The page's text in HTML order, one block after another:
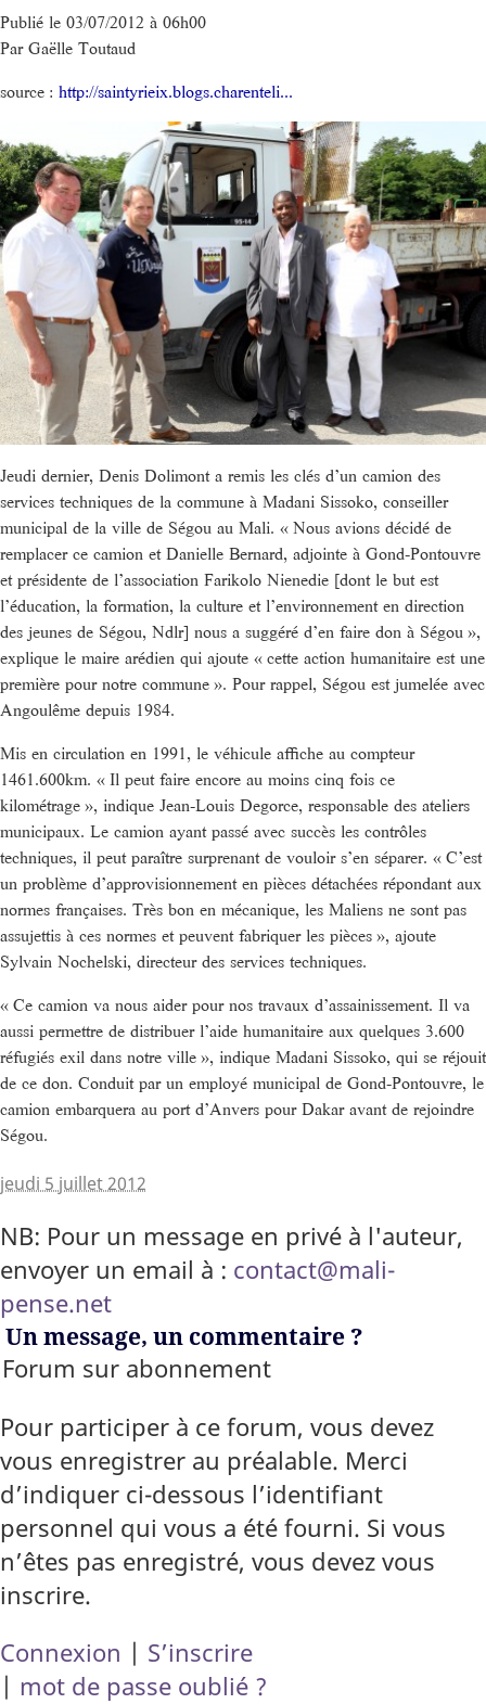
Publié le 03/07/2012 à 06h00
Par Gaëlle Toutaud
source : http://saintyrieix.blogs.charenteli...
Jeudi dernier, Denis Dolimont a remis les clés d’un camion des
services techniques de la commune à Madani Sissoko, conseiller
municipal de la ville de Ségou au Mali. « Nous avions décidé de
remplacer ce camion et Danielle Bernard, adjointe à Gond-Pontouvre
et présidente de l’association Farikolo Nienedie [dont le but est
l’éducation, la formation, la culture et l’environnement en direction
des jeunes de Ségou, Ndlr] nous a suggéré d’en faire don à Ségou »,
explique le maire arédien qui ajoute « cette action humanitaire est une
première pour notre commune ». Pour rappel, Ségou est jumelée avec
Angoulême depuis 1984.
Mis en circulation en 1991, le véhicule affiche au compteur
1461.600km. « Il peut faire encore au moins cinq fois ce
kilométrage », indique Jean-Louis Degorce, responsable des ateliers
municipaux. Le camion ayant passé avec succès les contrôles
techniques, il peut paraître surprenant de vouloir s’en séparer. « C’est
un problème d’approvisionnement en pièces détachées répondant aux
normes françaises. Très bon en mécanique, les Maliens ne sont pas
assujettis à ces normes et peuvent fabriquer les pièces », ajoute
Sylvain Nochelski, directeur des services techniques.
« Ce camion va nous aider pour nos travaux d’assainissement. Il va
aussi permettre de distribuer l’aide humanitaire aux quelques 3.600
réfugiés exil dans notre ville », indique Madani Sissoko, qui se réjouit
de ce don. Conduit par un employé municipal de Gond-Pontouvre, le
camion embarquera au port d’Anvers pour Dakar avant de rejoindre
Ségou.
jeudi 5 juillet 2012
NB: Pour un message en privé à l'auteur,
envoyer un email à : contact@mali-
pense.net
Un message, un commentaire ?
Forum sur abonnement
Pour participer à ce forum, vous devez
vous enregistrer au préalable. Merci
d’indiquer ci-dessous l’identifiant
personnel qui vous a été fourni. Si vous
n’êtes pas enregistré, vous devez vous
inscrire.
Connexion | S’inscrire
| mot de passe oublié ?